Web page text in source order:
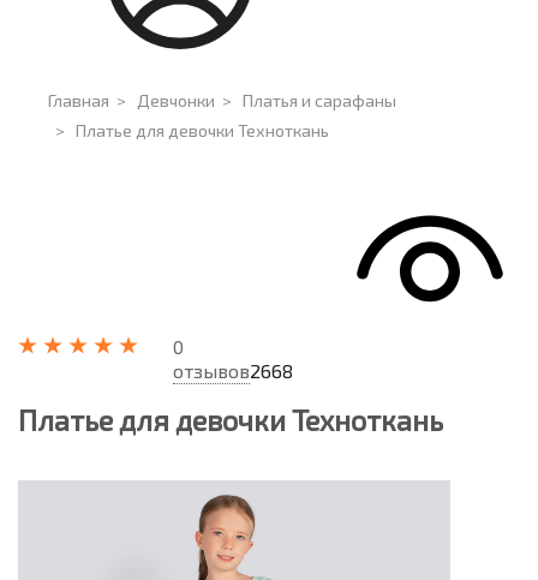
Главная > Девчонки > Платья и сарафаны
> Платье для девочки Техноткань
0
отзывов2668
Платье для девочки Техноткань